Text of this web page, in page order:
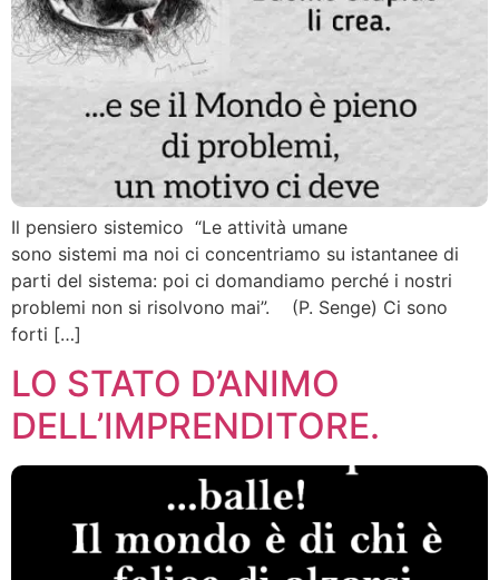
Il pensiero sistemico “Le attività umane
sono sistemi ma noi ci concentriamo su istantanee di
parti del sistema: poi ci domandiamo perché i nostri
problemi non si risolvono mai”. (P. Senge) Ci sono
forti […]
LO STATO D’ANIMO
DELL’IMPRENDITORE.